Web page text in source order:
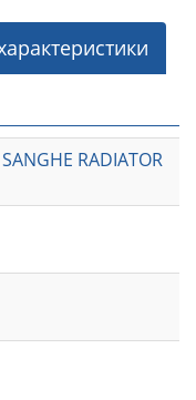
RADIATOR